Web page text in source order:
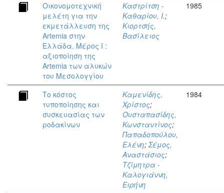
Οικονομοτεχνική
μελέτη για την
εκμετάλλευση της
Artemia στην
Ελλάδα. Μέρος Ι :
αξιοποίηση της
Artemia των αλυκών
του Μεσολογγίου
Καστρίτση -
Καθαρίου, Ι.;
Κιορτσής,
Βασίλειος
1985
Το κόστος
τυποποίησης και
συσκευασίας των
ροδακίνων
Καμενίδης,
Χρίστος;
Ουσταπασίδης,
Κωνσταντίνος;
Παπαδοπούλου,
Ελένη;Σέμος,
Αναστάσιος;
Τζίμητρα -
Καλογιάννη,
Ειρήνη
1984